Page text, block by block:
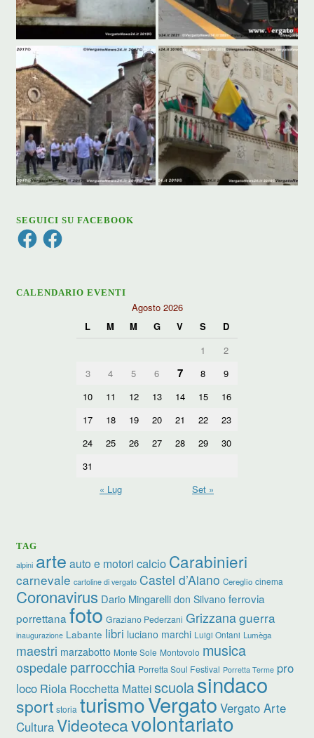
SEGUICI SU FACEBOOK
FacebookFacebook
CALENDARIO EVENTI
Agosto 2026
L
M M G V S
D
1
2
3
4 5 6 7 8
9
10
11 12 13 14 15
16
17
18 19 20 21 22
23
24
25 26 27 28 29
30
31
« Lug
Set »
TAG
alpini arte auto e motori calcio Carabinieri
carnevale cartoline di vergato Castel d’Aiano Cereglio cinema
Coronavirus Dario Mingarelli don Silvano ferrovia
porrettana foto Graziano Pederzani Grizzanaguerra
inaugurazione Labante libri luciano marchi Luigi Ontani Lumèga
maestri marzabotto Monte Sole Montovolo musica
ospedale parrocchia Porretta Soul Festival Porretta Terme pro
loco Riola Rocchetta Matteiscuolasindaco
sport storia turismoVergato Vergato Arte
CulturaVideotecavolontariato